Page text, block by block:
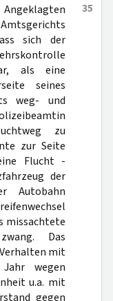
35
sich der
als eine
seines
weg- und
zu
zur Seite
Flucht -
der
Autobahn
missachtete
Das
mit
wegen
u.a. mit
gegen